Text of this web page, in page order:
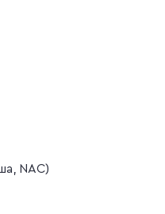
NAC)